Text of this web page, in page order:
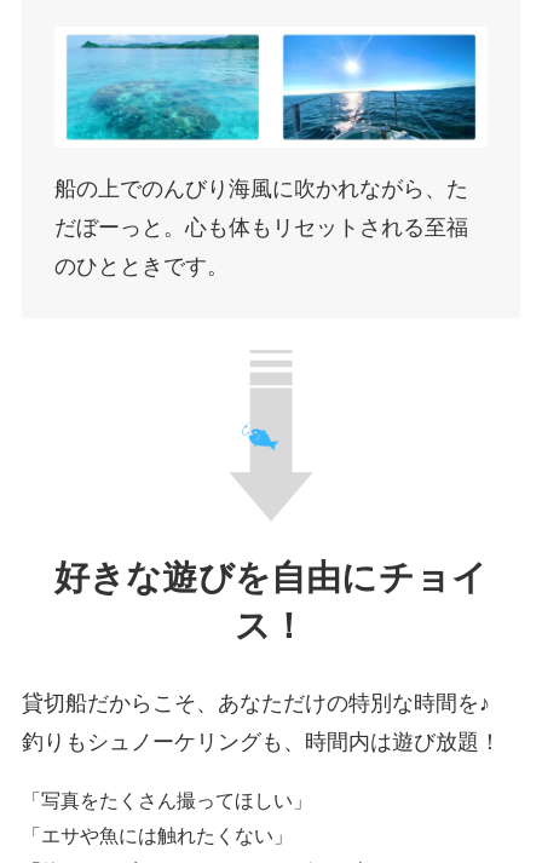
船の上でのんびり海風に吹かれながら、た
だぼーっと。心も体もリセットされる至福
のひとときです。
好きな遊びを自由にチョイ
ス！
貸切船だからこそ、あなただけの特別な時間を♪
釣りもシュノーケリングも、時間内は遊び放題！
「写真をたくさん撮ってほしい」
「エサや魚には触れたくない」